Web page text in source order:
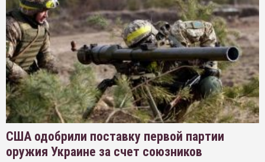
США одобрили поставку первой партии
оружия Украине за счет союзников